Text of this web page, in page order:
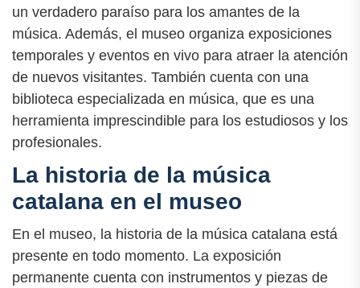
un verdadero paraíso para los amantes de la
música. Además, el museo organiza exposiciones
temporales y eventos en vivo para atraer la atención
de nuevos visitantes. También cuenta con una
biblioteca especializada en música, que es una
herramienta imprescindible para los estudiosos y los
profesionales.
La historia de la música
catalana en el museo
En el museo, la historia de la música catalana está
presente en todo momento. La exposición
permanente cuenta con instrumentos y piezas de